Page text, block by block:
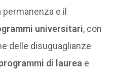
permanenza e il
universitari, con
delle disuguaglianze
di laurea e